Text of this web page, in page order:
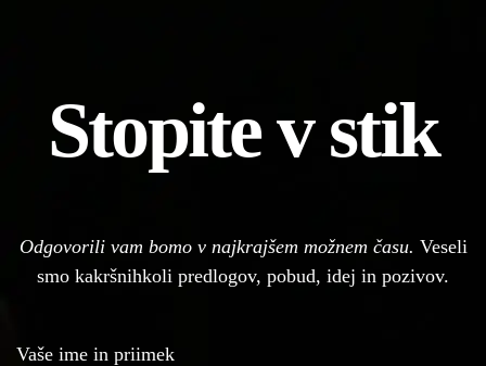
Stopite v stik
Odgovorili vam bomo v najkrajšem možnem času. Veseli
smo kakršnihkoli predlogov, pobud, idej in pozivov.
Vaše ime in priimek